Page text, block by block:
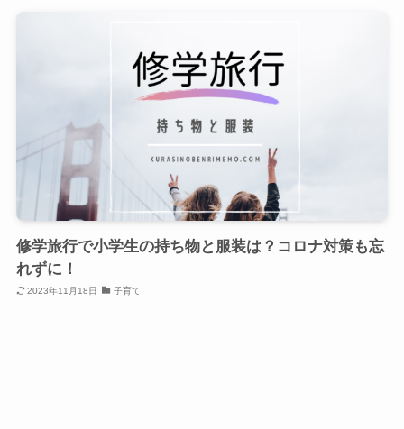
修学旅行で小学生の持ち物と服装は？コロナ対策も忘
れずに！
2023年11月18日 子育て